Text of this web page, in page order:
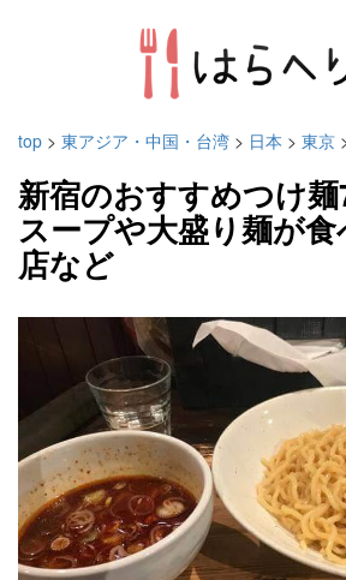
top > 東アジア・中国・台湾 > 日本 > 東京
新宿のおすすめつけ
スープや大盛り麺が
店など